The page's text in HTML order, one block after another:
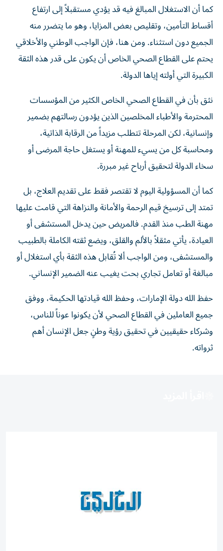
كما أن الاستغلال المبالغ فيه قد يؤدي مستقبلاً إلى ارتفاع
أقساط التأمين، وتقليص بعض المزايا، وهو ما يتضرر منه
الجميع دون استثناء. ومن هنا، فإن الواجب الوطني والأخلاقي
يحتم على القطاع الصحي الخاص أن يكون على قدر هذه الثقة
الكبيرة التي أولته إياها الدولة.
نثق بأن في القطاع الصحي الخاص الكثير من المؤسسات
المحترمة والأطباء المخلصين الذين يؤدون رسالتهم بضمير
وإنسانية، لكن المرحلة تتطلب مزيداً من الرقابة الذاتية،
ومحاسبة كل من يسيء للمهنة أو يستغل حاجة المرضى أو
سخاء الدولة لتحقيق أرباح غير مبررة.
كما أن المسؤولية اليوم لا تقتصر فقط على تقديم العلاج، بل
تمتد إلى ترسيخ قيم الرحمة والأمانة والنزاهة التي قامت عليها
مهنة الطب منذ القدم. فالمريض حين يدخل المستشفى أو
العيادة، يأتي مثقلاً بالألم والقلق، ويضع ثقته الكاملة بالطبيب
والمستشفى، ومن الواجب ألا تُقابل هذه الثقة بأي استغلال أو
مبالغة أو تعامل تجاري بحت يغيب عنه الضمير الإنساني.
حفظ الله دولة الإمارات، وحفظ الله قيادتها الحكيمة، ووفق
جميع العاملين في القطاع الصحي لأن يكونوا عوناً للناس،
وشركاء حقيقيين في تحقيق رؤية وطنٍ جعل الإنسان أهم
ثرواته.